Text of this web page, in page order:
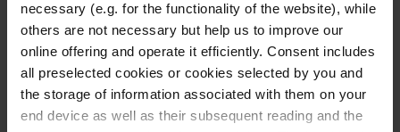
necessary (e.g. for the functionality of the website), while
others are not necessary but help us to improve our
online offering and operate it efficiently. Consent includes
all preselected cookies or cookies selected by you and
the storage of information associated with them on your
end device as well as their subsequent reading and the
Schwarzbrauenalbatros: Mürrische
Grazie
Redaktion
Juli 31, 2015
Jetzt lesen